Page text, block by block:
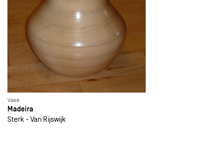
Vase
Madeira
Sterk - Van Rijswijk